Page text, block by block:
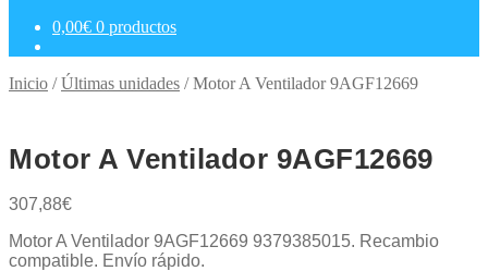
0,00€ 0 productos
Inicio /Últimas unidades /Motor A Ventilador 9AGF12669
Motor A Ventilador 9AGF12669
307,88€
Motor A Ventilador 9AGF12669 9379385015. Recambio
compatible. Envío rápido.